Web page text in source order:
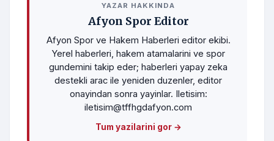
YAZAR HAKKINDA
Afyon Spor Editor
Afyon Spor ve Hakem Haberleri editor ekibi.
Yerel haberleri, hakem atamalarini ve spor
gundemini takip eder; haberleri yapay zeka
destekli arac ile yeniden duzenler, editor
onayindan sonra yayinlar. Iletisim:
iletisim@tffhgdafyon.com
Tum yazilarini gor →